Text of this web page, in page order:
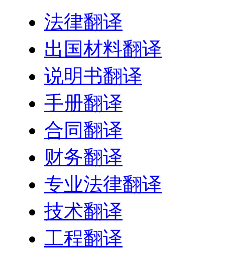
法律翻译
出国材料翻译
说明书翻译
手册翻译
合同翻译
财务翻译
专业法律翻译
技术翻译
工程翻译